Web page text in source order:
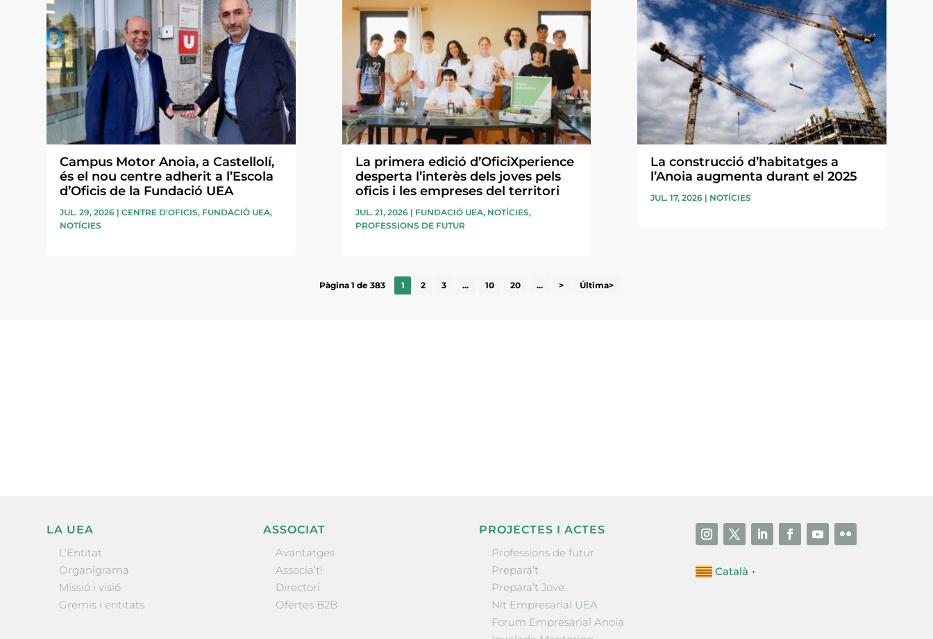
Campus Motor Anoia, a Castellolí,
és el nou centre adherit a l’Escola
d’Oficis de la Fundació UEA
JUL. 29, 2026 |CENTRE D'OFICIS, FUNDACIÓ UEA,
NOTÍCIES
La primera edició d’OficiXperience
desperta l’interès dels joves pels
oficis i les empreses del territori
JUL. 21, 2026| FUNDACIÓ UEA, NOTÍCIES,
PROFESSIONS DE FUTUR
La construcció d’habitatges a
l’Anoia augmenta durant el 2025
JUL. 17, 2026| NOTÍCIES
Pàgina 1 de 383 1 2 3 ... 10 20 ... > Última>
LA UEA
L’Entitat
Organigrama
Missió i visió
Gremis i entitats
ASSOCIAT
Avantatges
Associa’t!
Directori
Ofertes B2B
PROJECTES I ACTES
Professions de futur
Prepara’t
Prepara’t Jove
Nit Empresarial UEA
Forum Empresarial Anoia
Català ▼